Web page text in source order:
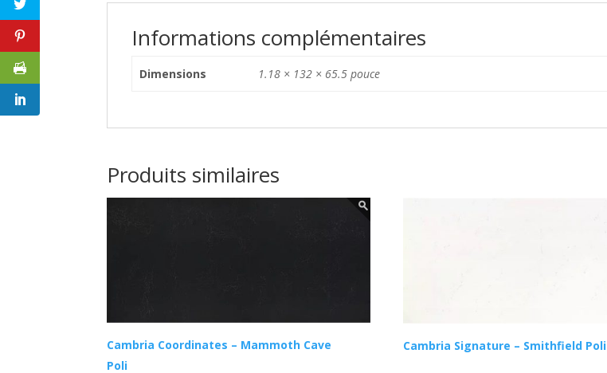
Informations complémentaires
Dimensions 1.18 × 132 × 65.5 pouce
Produits similaires
Cambria Coordinates – Mammoth Cave
Poli
Cambria Signature – Smithfield Poli